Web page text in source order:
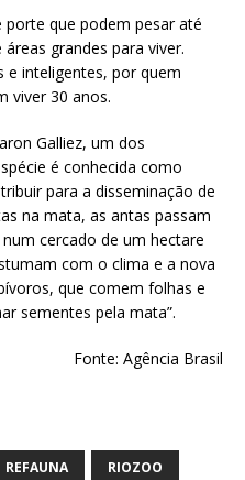
porte que podem pesar até
grandes para viver.
e inteligentes, por quem
viver 30 anos.
Galliez, um dos
é conhecida como
para a disseminação de
na mata, as antas passam
cercado de um hectare
com o clima e a nova
que comem folhas e
sementes pela mata”.
Fonte: Agência Brasil
REFAUNA RIOZOO